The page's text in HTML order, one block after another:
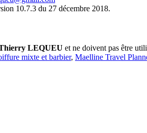
10.7.3 du 27 décembre 2018.
LEQUEU et ne doivent pas être
mixte et barbier, Maelline Travel